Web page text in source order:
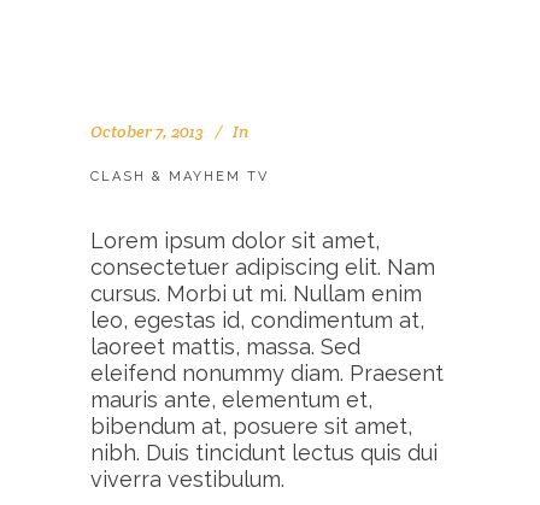
October 7, 2013 In
CLASH & MAYHEM TV
Lorem ipsum dolor sit amet,
consectetuer adipiscing elit. Nam
cursus. Morbi ut mi. Nullam enim
leo, egestas id, condimentum at,
laoreet mattis, massa. Sed
eleifend nonummy diam. Praesent
mauris ante, elementum et,
bibendum at, posuere sit amet,
nibh. Duis tincidunt lectus quis dui
viverra vestibulum.